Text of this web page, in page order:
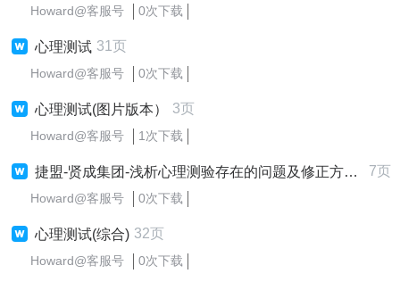
Howard@客服号 0次下载
心理测试 31页
Howard@客服号 0次下载
心理测试(图片版本） 3页
Howard@客服号 1次下载
捷盟-贤成集团-浅析心理测验存在的问题及修正方案设计适用于出题者 7页
Howard@客服号 0次下载
心理测试(综合) 32页
Howard@客服号 0次下载